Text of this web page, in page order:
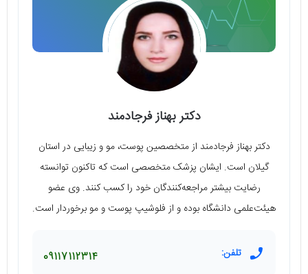
دکتر بهناز فرجادمند
دکتر بهناز فرجادمند از متخصصین پوست، مو و زیبایی در استان
گیلان است. ایشان پزشک متخصصی است که تاکنون توانسته
رضایت بیشتر مراجعه‌کنندگان خود را کسب کنند. وی عضو
هیئت‌علمی دانشگاه بوده و از فلوشیپ پوست و مو برخوردار است.
تلفن: 09117112314